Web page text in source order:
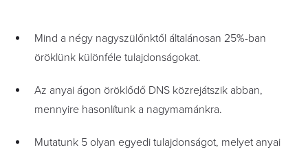
Mind a négy nagyszülőnktől általánosan 25%-ban
öröklünk különféle tulajdonságokat.
Az anyai ágon öröklődő DNS közrejátszik abban,
mennyire hasonlítunk a nagymamánkra.
Mutatunk 5 olyan egyedi tulajdonságot, melyet anyai